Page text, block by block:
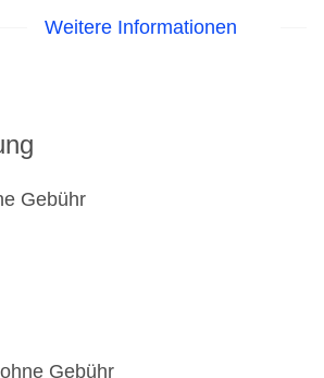
Weitere Informationen
Gebühr
Gebühr